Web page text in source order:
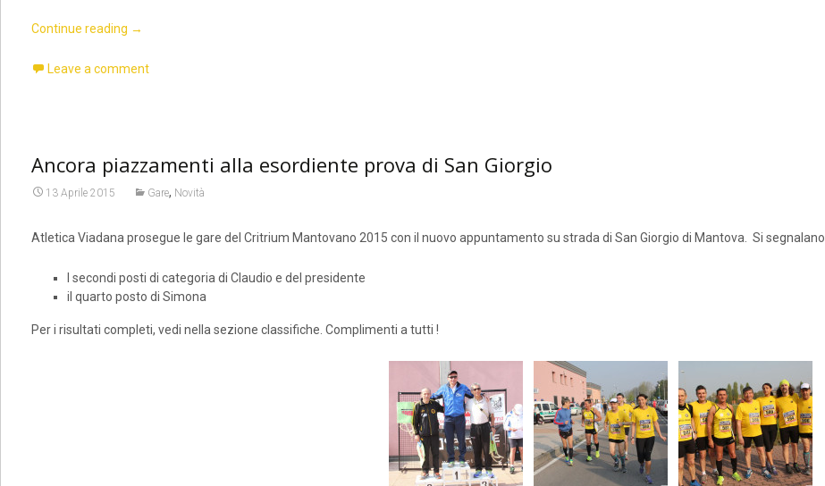
Continue reading →
Leave a comment
Ancora piazzamenti alla esordiente prova di San Giorgio
13 Aprile 2015 Gare, Novità
Atletica Viadana prosegue le gare del Critrium Mantovano 2015 con il nuovo appuntamento su strada di San Giorgio di Mantova. Si segnalano
I secondi posti di categoria di Claudio e del presidente
il quarto posto di Simona
Per i risultati completi, vedi nella sezione classifiche. Complimenti a tutti !